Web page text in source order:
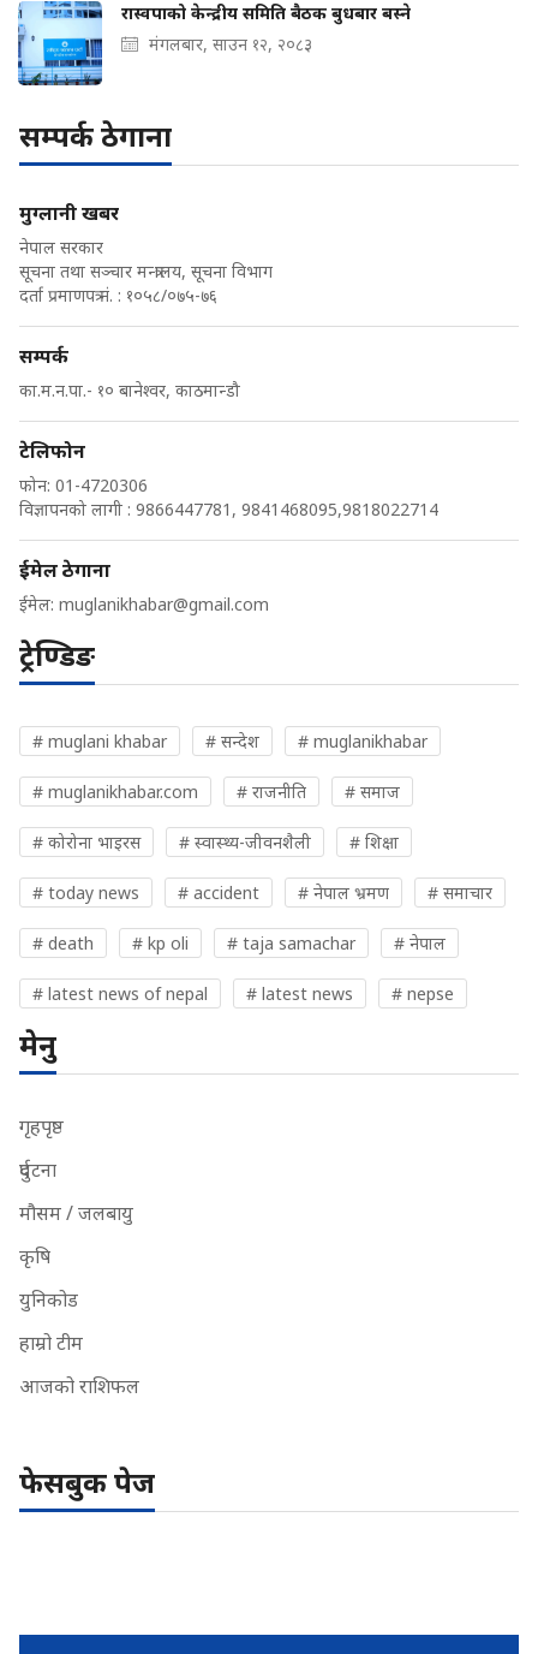
रास्वपाको केन्द्रीय समिति बैठक बुधबार बस्ने
मंगलबार, साउन १२, २०८३
सम्पर्क ठेगाना
मुग्लानी खबर
नेपाल सरकार
सूचना तथा सञ्चार मन्त्रालय, सूचना विभाग
दर्ता प्रमाणपत्र नं. : १०५८/०७५-७६
सम्पर्क
का.म.न.पा.- १० बानेश्वर, काठमान्डौ
टेलिफोन
फोन: 01-4720306
विज्ञापनको लागी : 9866447781, 9841468095,9818022714
ईमेल ठेगाना
ईमेल: muglanikhabar@gmail.com
ट्रेण्डिङ
# muglani khabar # सन्देश # muglanikhabar
# muglanikhabar.com # राजनीति # समाज
# कोरोना भाइरस # स्वास्थ्य-जीवनशैली # शिक्षा
# today news # accident # नेपाल भ्रमण # समाचार
# death # kp oli # taja samachar # नेपाल
# latest news of nepal # latest news # nepse
मेनु
गृहपृष्ठ
दुर्घटना
मौसम / जलबायु
कृषि
युनिकोड
हाम्रो टीम
आजको राशिफल
फेसबुक पेज